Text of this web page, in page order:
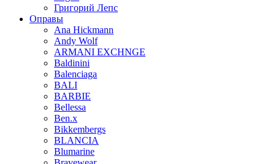
Григорий Лепс
Оправы
Ana Hickmann
Andy Wolf
ARMANI EXCHNGE
Baldinini
Balenciaga
BALI
BARBIE
Bellessa
Ben.x
Bikkembergs
BLANCIA
Blumarine